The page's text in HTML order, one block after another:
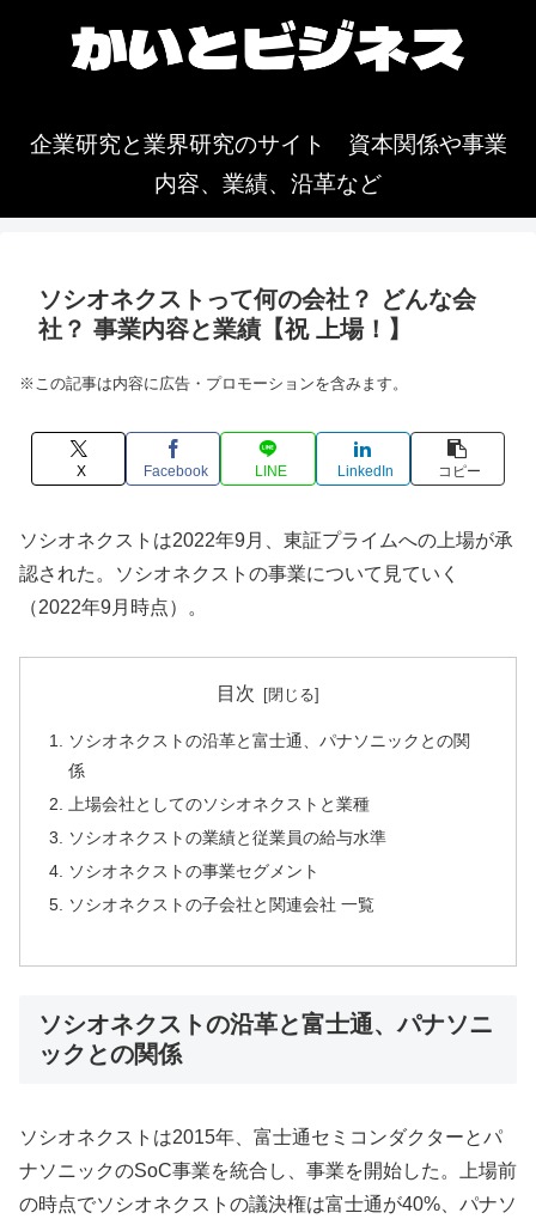
企業研究と業界研究のサイト 資本関係や事業
内容、業績、沿革など
ソシオネクストって何の会社？ どんな会
社？ 事業内容と業績【祝 上場！】
※この記事は内容に広告・プロモーションを含みます。
X Facebook LINE LinkedIn コピー
ソシオネクストは2022年9月、東証プライムへの上場が承
認された。ソシオネクストの事業について見ていく
（2022年9月時点）。
目次
ソシオネクストの沿革と富士通、パナソニックとの関
係
上場会社としてのソシオネクストと業種
ソシオネクストの業績と従業員の給与水準
ソシオネクストの事業セグメント
ソシオネクストの子会社と関連会社 一覧
ソシオネクストの沿革と富士通、パナソニ
ックとの関係
ソシオネクストは2015年、富士通セミコンダクターとパ
ナソニックのSoC事業を統合し、事業を開始した。上場前
の時点でソシオネクストの議決権は富士通が40%、パナソ